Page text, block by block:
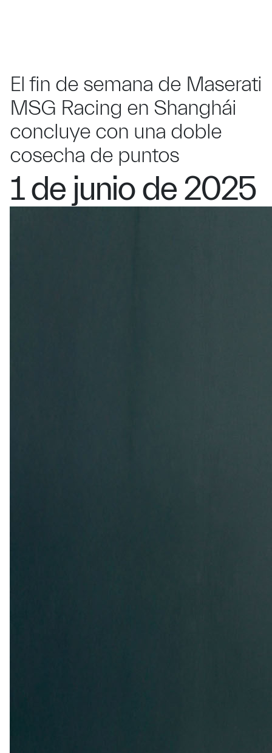
El fin de semana de Maserati
MSG Racing en Shanghái
concluye con una doble
cosecha de puntos
1 de junio de 2025